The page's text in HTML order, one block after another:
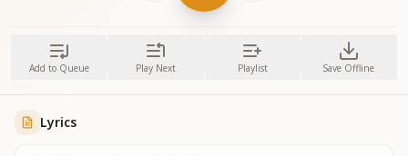
Add to Queue Play Next Playlist Save Offline
Lyrics